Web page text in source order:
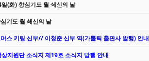
(화) 향심기도 월 쇄신의 날
기도 월 쇄신의 날
스 키팅 신부// 이청준 신부 역(가톨릭 출판사 발행) 안내
지원단 소식지 제19호 소식지 발행 안내